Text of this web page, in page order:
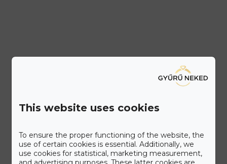
This website uses cookies
To ensure the proper functioning of the website, the
use of certain cookies is essential. Additionally, we
use cookies for statistical, marketing measurement,